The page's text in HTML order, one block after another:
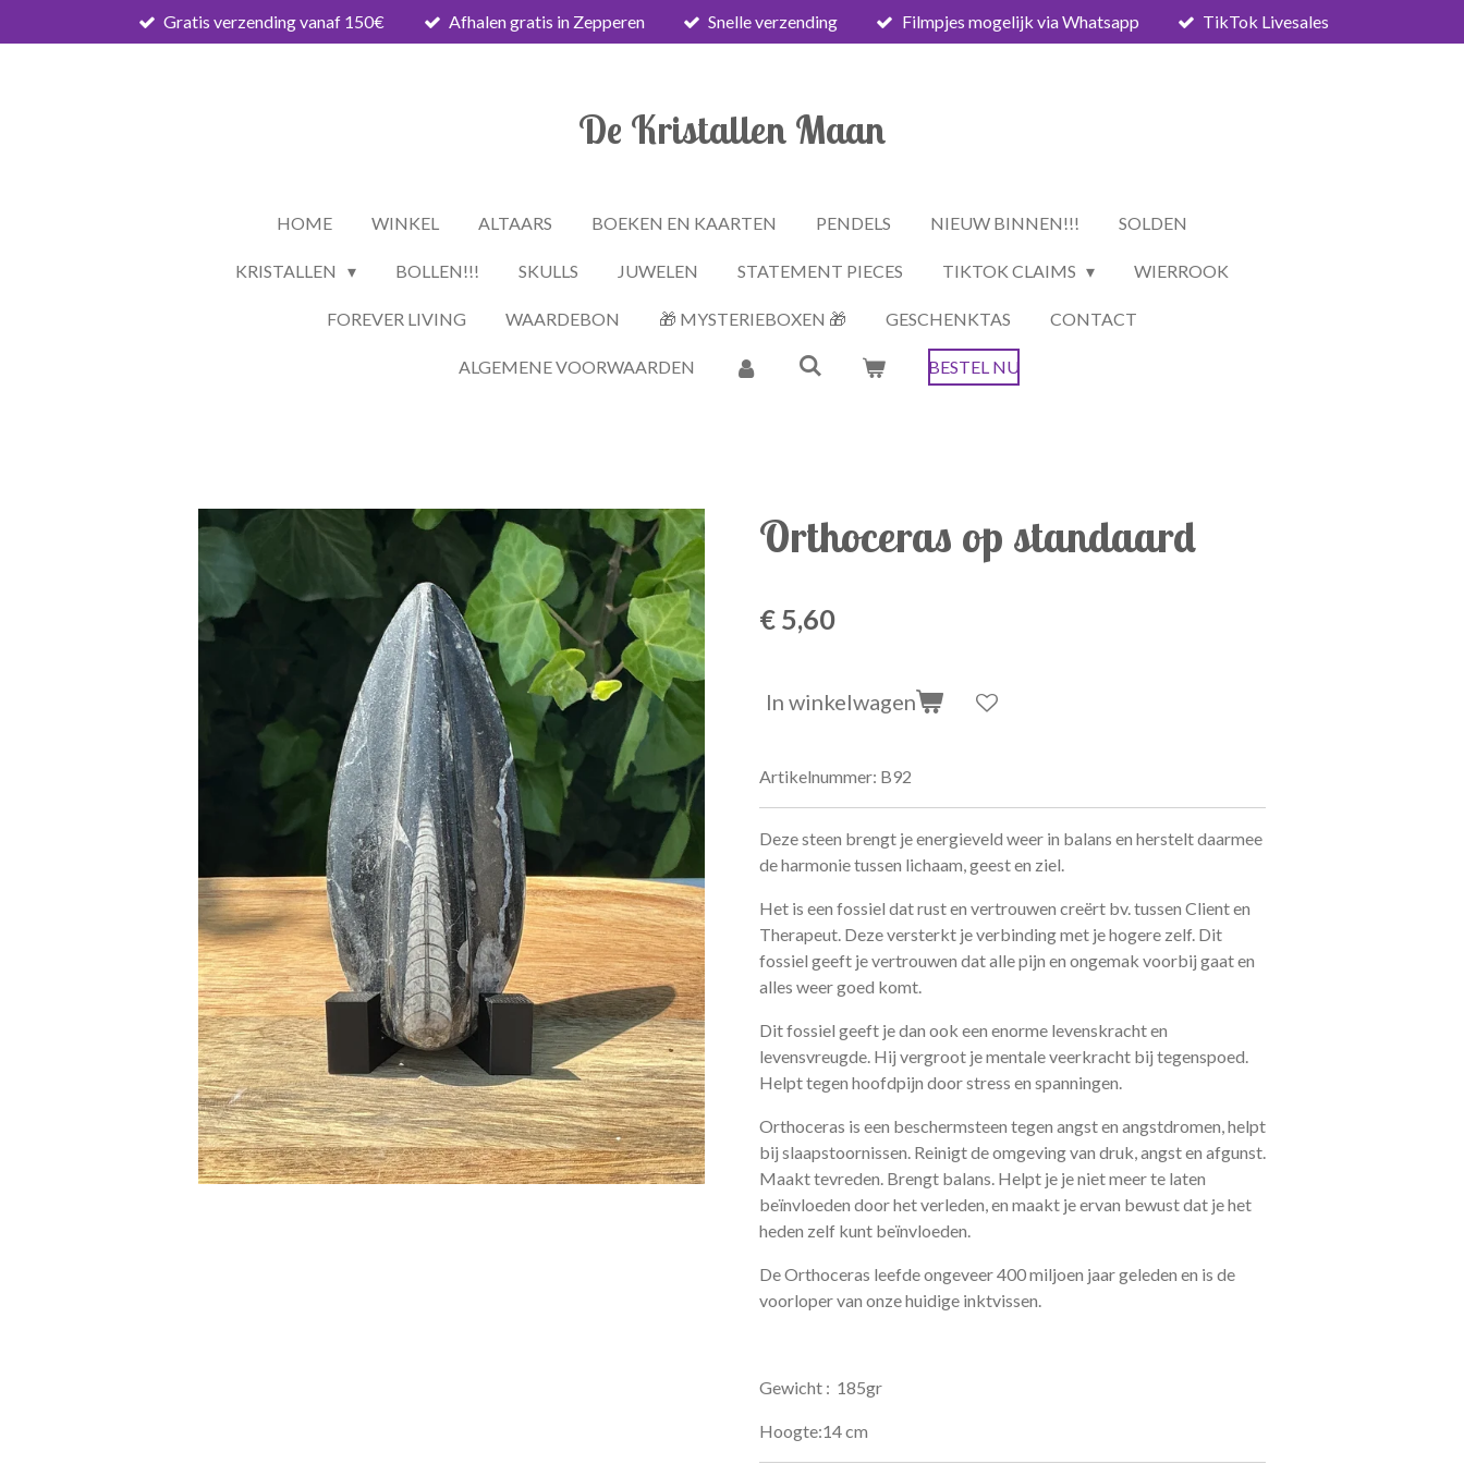
direct
Gratis verzending vanaf 150€ Afhalen gratis in Zepperen Snelle verzending Filmpjes mogelijk via Whatsapp TikTok Livesales
De Kristallen Maan
HOME WINKEL ALTAARS BOEKEN EN KAARTEN PENDELS NIEUW BINNEN!!! SOLDEN
KRISTALLEN BOLLEN!!! SKULLS JUWELEN STATEMENT PIECES TIKTOK CLAIMS WIERROOK
FOREVER LIVING WAARDEBON 🎁 MYSTERIEBOXEN 🎁 GESCHENKTAS CONTACT
ALGEMENE VOORWAARDEN BESTEL NU
Orthoceras op standaard
€ 5,60
In winkelwagen
Artikelnummer: B92
Deze steen brengt je energieveld weer in balans en herstelt daarmee
de harmonie tussen lichaam, geest en ziel.
Het is een fossiel dat rust en vertrouwen creërt bv. tussen Client en
Therapeut. Deze versterkt je verbinding met je hogere zelf. Dit
fossiel geeft je vertrouwen dat alle pijn en ongemak voorbij gaat en
alles weer goed komt.
Dit fossiel geeft je dan ook een enorme levenskracht en
levensvreugde. Hij vergroot je mentale veerkracht bij tegenspoed.
Helpt tegen hoofdpijn door stress en spanningen.
Orthoceras is een beschermsteen tegen angst en angstdromen, helpt
bij slaapstoornissen. Reinigt de omgeving van druk, angst en afgunst.
Maakt tevreden. Brengt balans. Helpt je je niet meer te laten
beïnvloeden door het verleden, en maakt je ervan bewust dat je het
heden zelf kunt beïnvloeden.
De Orthoceras leefde ongeveer 400 miljoen jaar geleden en is de
voorloper van onze huidige inktvissen.
Gewicht : 185gr
Hoogte:14 cm